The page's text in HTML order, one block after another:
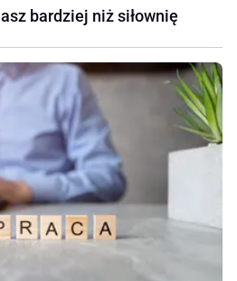
bardziej niż siłownię